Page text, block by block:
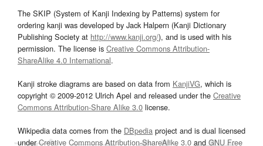
The SKIP (System of Kanji Indexing by Patterns) system for
ordering kanji was developed by Jack Halpern (Kanji Dictionary
Publishing Society at http://www.kanji.org/), and is used with his
permission. The license is Creative Commons Attribution-
ShareAlike 4.0 International.
Kanji stroke diagrams are based on data from KanjiVG, which is
copyright © 2009-2012 Ulrich Apel and released under the Creative
Commons Attribution-Share Alike 3.0 license.
Wikipedia data comes from the DBpedia project and is dual licensed
underCreative Commons Attribution-ShareAlike 3.0and GNU Free